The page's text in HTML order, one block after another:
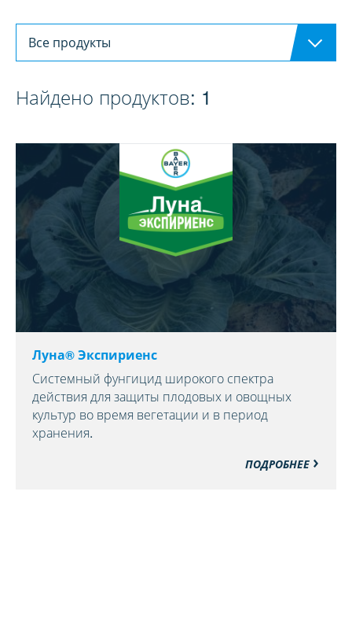
Все продукты
Найдено продуктов: 1
Луна® Экспириенс
Системный фунгицид широкого спектра
действия для защиты плодовых и овощных
культур во время вегетации и в период
хранения.
ПОДРОБНЕЕ